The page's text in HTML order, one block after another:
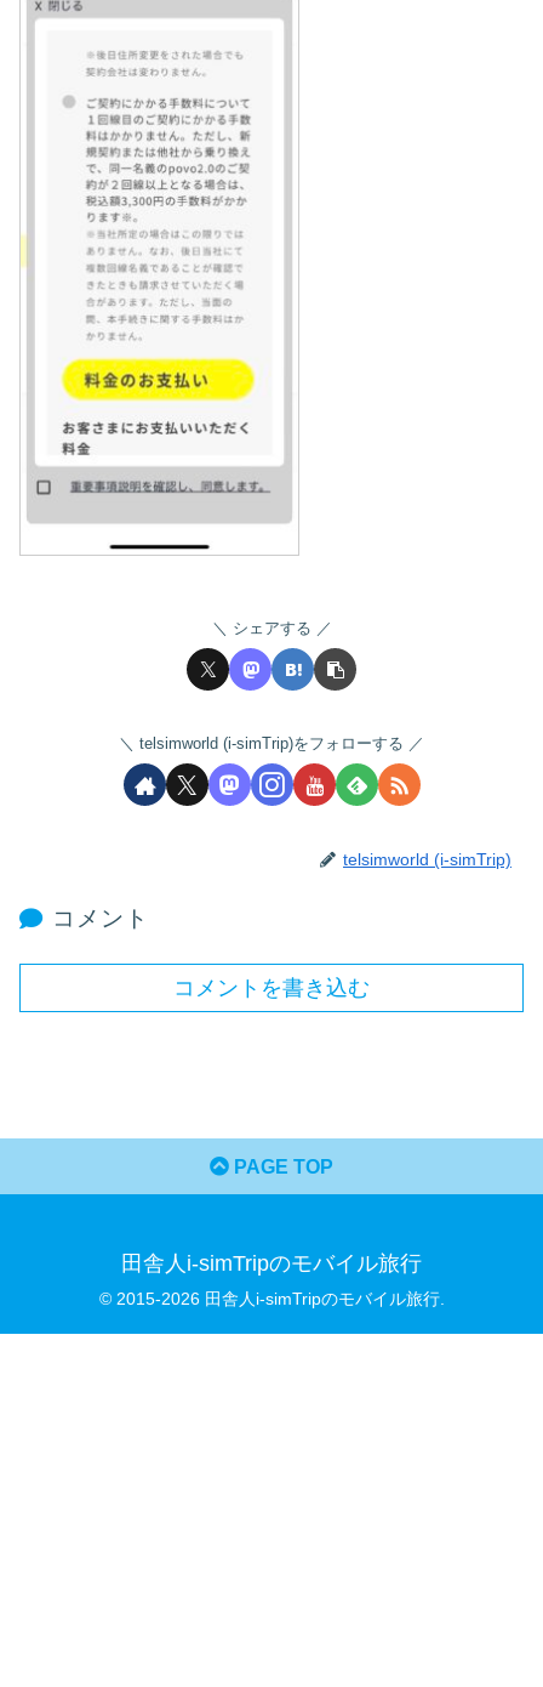
シェアする
telsimworld (i-simTrip)をフォローする
telsimworld (i-simTrip)
コメント
コメントを書き込む
PAGE TOP
田舎人i-simTripのモバイル旅行
© 2015-2026 田舎人i-simTripのモバイル旅行.